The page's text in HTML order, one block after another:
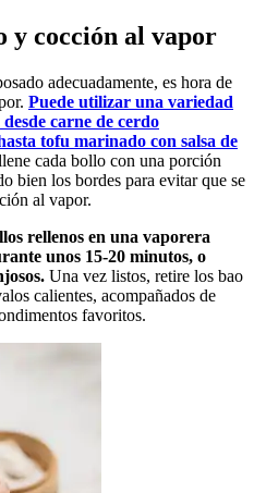
y cocción al vapor
adecuadamente, es hora de
Puede utilizar una variedad
carne de cerdo
tofu marinado con salsa de
cada bollo con una porción
bien los bordes para evitar que se
al vapor.
rellenos en una vaporera
unos 15-20 minutos, o
Una vez listos, retire los bao
calientes, acompañados de
favoritos.